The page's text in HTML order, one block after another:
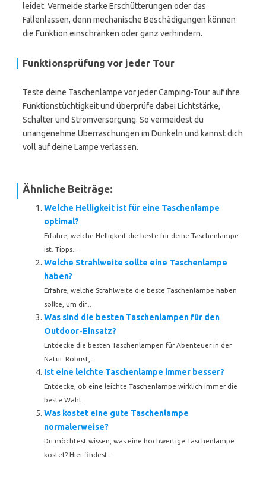
leidet. Vermeide starke Erschütterungen oder das
Fallenlassen, denn mechanische Beschädigungen können
die Funktion einschränken oder ganz verhindern.
Funktionsprüfung vor jeder Tour
Teste deine Taschenlampe vor jeder Camping-Tour auf ihre
Funktionstüchtigkeit und überprüfe dabei Lichtstärke,
Schalter und Stromversorgung. So vermeidest du
unangenehme Überraschungen im Dunkeln und kannst dich
voll auf deine Lampe verlassen.
Ähnliche Beiträge:
Welche Helligkeit ist für eine Taschenlampe
optimal?
Erfahre, welche Helligkeit die beste für deine Taschenlampe
ist. Tipps...
Welche Strahlweite sollte eine Taschenlampe
haben?
Erfahre, welche Strahlweite die beste Taschenlampe haben
sollte, um dir...
Was sind die besten Taschenlampen für den
Outdoor-Einsatz?
Entdecke die besten Taschenlampen für Abenteuer in der
Natur. Robust,...
Ist eine leichte Taschenlampe immer besser?
Entdecke, ob eine leichte Taschenlampe wirklich immer die
beste Wahl...
Was kostet eine gute Taschenlampe
normalerweise?
Du möchtest wissen, was eine hochwertige Taschenlampe
kostet? Hier findest...